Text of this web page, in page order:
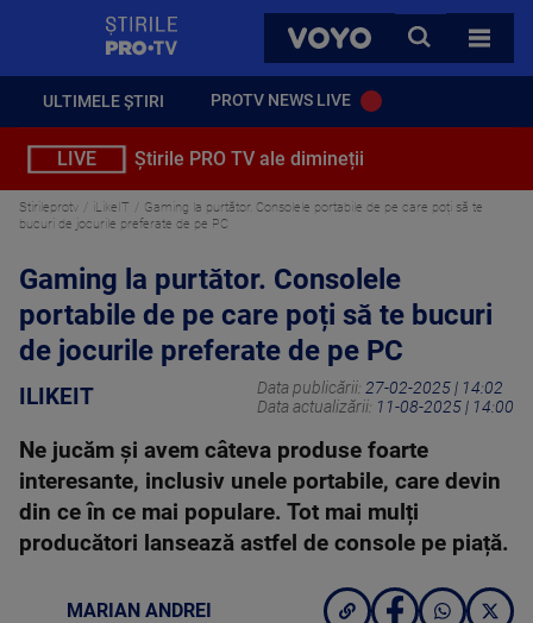
VOYO
CAUTA
TOATE
ULTIMELE ȘTIRI PROTV NEWS LIVE
LIVE Știrile PRO TV ale dimineții
Stirileprotv iLikeIT
Gaming la purtător. Consolele portabile de pe care poți să te
bucuri de jocurile preferate de pe PC
Gaming la purtător. Consolele
portabile de pe care poți să te bucuri
de jocurile preferate de pe PC
ILIKEIT Data publicării: 27-02-2025 | 14:02
Data actualizării: 11-08-2025 | 14:00
Ne jucăm și avem câteva produse foarte
interesante, inclusiv unele portabile, care devin
din ce în ce mai populare. Tot mai mulți
producători lansează astfel de console pe piață.
MARIAN ANDREI